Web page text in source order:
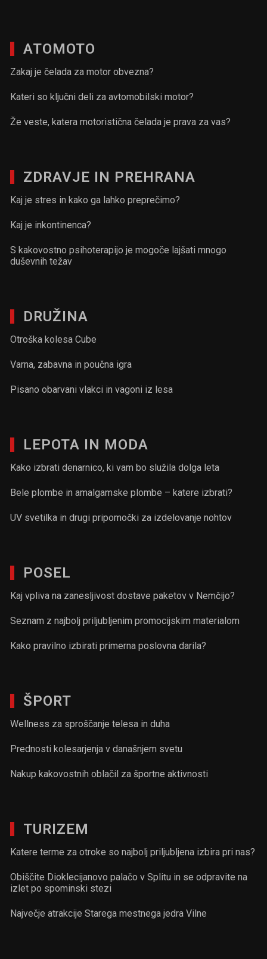
ATOMOTO
Zakaj je čelada za motor obvezna?
Kateri so ključni deli za avtomobilski motor?
Že veste, katera motoristična čelada je prava za vas?
ZDRAVJE IN PREHRANA
Kaj je stres in kako ga lahko preprečimo?
Kaj je inkontinenca?
S kakovostno psihoterapijo je mogoče lajšati mnogo
duševnih težav
DRUŽINA
Otroška kolesa Cube
Varna, zabavna in poučna igra
Pisano obarvani vlakci in vagoni iz lesa
LEPOTA IN MODA
Kako izbrati denarnico, ki vam bo služila dolga leta
Bele plombe in amalgamske plombe – katere izbrati?
UV svetilka in drugi pripomočki za izdelovanje nohtov
POSEL
Kaj vpliva na zanesljivost dostave paketov v Nemčijo?
Seznam z najbolj priljubljenim promocijskim materialom
Kako pravilno izbirati primerna poslovna darila?
ŠPORT
Wellness za sproščanje telesa in duha
Prednosti kolesarjenja v današnjem svetu
Nakup kakovostnih oblačil za športne aktivnosti
TURIZEM
Katere terme za otroke so najbolj priljubljena izbira pri nas?
Obiščite Dioklecijanovo palačo v Splitu in se odpravite na
izlet po spominski stezi
Največje atrakcije Starega mestnega jedra Vilne